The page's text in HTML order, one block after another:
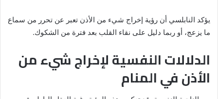
يؤكد النابلسي أن رؤية إخراج شيء من الأذن تعبر عن تحرر من سماع
ما يزعج، أو ربما دليل على نقاء القلب بعد فترة من الشكوك.
الدلالات النفسية لإخراج شيء من
الأذن في المنام